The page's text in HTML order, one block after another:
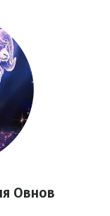
Овнов